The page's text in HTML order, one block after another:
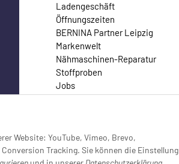
Website: YouTube, Vimeo, Brevo,
Tracking. Sie können die Einstellung
Ladengeschäft
Öffnungszeiten
BERNINA Partner Leipzig
Markenwelt
Nähmaschinen-Reparatur
Stoffproben
Jobs
Kontakt